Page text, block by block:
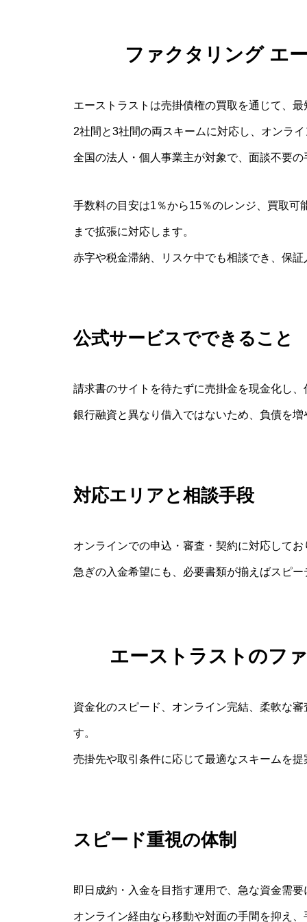
ファクタリング エ
エーストラストは売掛債権の買取を通じて、
2社間と3社間の両スキームに対応し、オンラ
全国の法人・個人事業主が対象で、面談不要
手数料の目安は1％から15％のレンジ、買取
まで拡張に対応します。
赤字や税金滞納、リスケ中でも相談でき、保
公式サービスでできること
請求書のサイトを待たずに売掛金を現金化し
銀行融資と異なり借入ではないため、負債を
対応エリアと相談手段
オンラインでの申込・審査・契約に対応して
急ぎの入金希望にも、必要書類が揃えばスピ
エーストラストのフ
資金化のスピード、オンライン完結、柔軟な
す。
売掛先や取引条件に応じて最適なスキームを
スピード重視の体制
即日成約・入金を目指す運用で、急な資金需
オンライン経由なら移動や対面の手間を抑え